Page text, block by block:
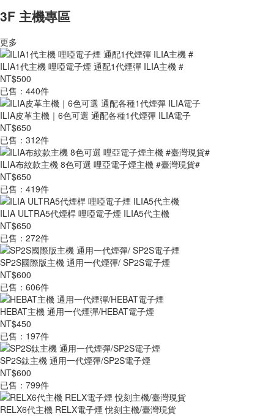
3F 主機專區
更多
ILIA1代主機 哩啞電子煙 通配1代煙彈 ILIA主機 #
NT$500
已售：440件
ILIA皮革主機｜6色可選 通配各種1代煙彈 ILIA電子
NT$650
已售：312件
ILIA布紋款主機 8色可選 哩亞電子煙主機 #臺灣現貨#
NT$650
已售：419件
ILIA ULTRA5代煙桿 哩啞電子煙 ILIA5代主機
NT$650
已售：272件
SP2S國際版主機 通用一代煙彈/ SP2S電子煙
NT$600
已售：606件
HEBAT主機 通用一代煙彈/HEBAT電子煙
NT$450
已售：197件
SP2S鈦主機 通用一代煙彈/SP2S電子煙
NT$600
已售：799件
RELX6代主機 RELX電子煙 悅刻主機/臺灣現貨